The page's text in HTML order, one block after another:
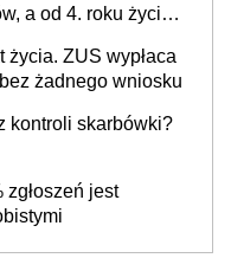
a od 4. roku życia
życia. ZUS wypłaca
żadnego wniosku
kontroli skarbówki?
jest